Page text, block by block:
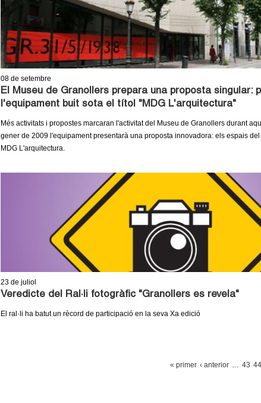
08 de setembre
El Museu de Granollers prepara una proposta singular:
l'equipament buit sota el títol "MDG L'arquitectura"
Més activitats i propostes marcaran l'activitat del Museu de Granollers durant
gener de 2009 l'equipament presentarà una proposta innovadora: els espais
MDG L'arquitectura.
23 de juliol
Veredicte del Ral·li fotogràfic "Granollers es revela"
El ral·li ha batut un rècord de participació en la seva Xa edició
« primer ‹ anterior 43 44